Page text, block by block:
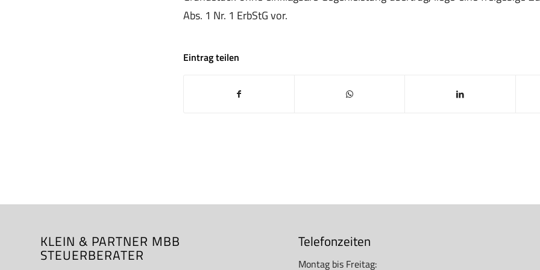
Abs. 1 Nr. 1 ErbStG vor.
Eintrag teilen
KLEIN & PARTNER MBB
STEUERBERATER
Telefonzeiten
Montag bis Freitag: